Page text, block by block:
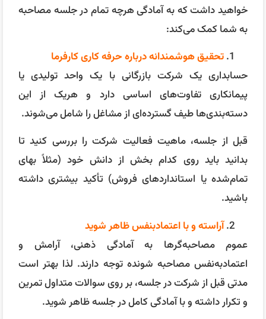
خواهید داشت که به آمادگی هرچه تمام در جلسه مصاحبه
به شما کمک می‌کند:
تحقیق هوشمندانه درباره حرفه کاری کارفرما
حسابداری یک شرکت بازرگانی با یک واحد تولیدی یا
پیمانکاری تفاوت‌های اساسی دارد و هریک از این
دسته‌بندی‌ها طیف گسترده‌ای از مشاغل را شامل می‌شوند.
قبل از جلسه، ماهیت فعالیت شرکت را بررسی کنید تا
بدانید باید روی کدام بخش از دانش خود (مثلاً بهای
تمام‌شده یا استانداردهای فروش) تأکید بیشتری داشته
باشید.
آراسته و با اعتمادبنفس ظاهر شوید
عموم مصاحبه‌گرها به آمادگی ذهنی، آرامش و
اعتمادبه‌نفس مصاحبه شونده توجه دارند. لذا بهتر است
مدتی قبل از شرکت در جلسه، بر روی سوالات متداول تمرین
و تکرار داشته و با آمادگی کامل در جلسه ظاهر شوید.